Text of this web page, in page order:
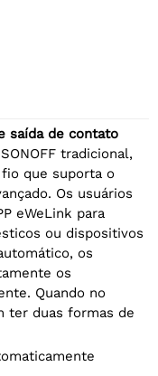
saída de contato
tradicional,
que suporta o
Os usuários
eWeLink para
ou dispositivos
os
os
Quando no
ter duas formas de